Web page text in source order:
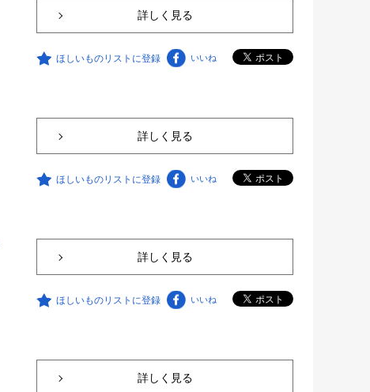
詳しく見る
ほしいものリストに登録 いいね
詳しく見る
ほしいものリストに登録 いいね
詳しく見る
ほしいものリストに登録 いいね
詳しく見る